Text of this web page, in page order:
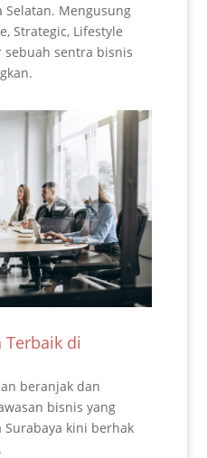
Mengusung
Strategic, Lifestyle
sebuah sentra bisnis
Terbaik di
beranjak dan
bisnis yang
kini berhak